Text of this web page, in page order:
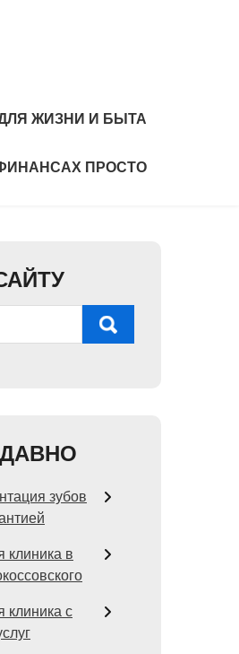
ЖИЗНИ И БЫТА
ПРОСТО
зубов
клиника в
клиника с